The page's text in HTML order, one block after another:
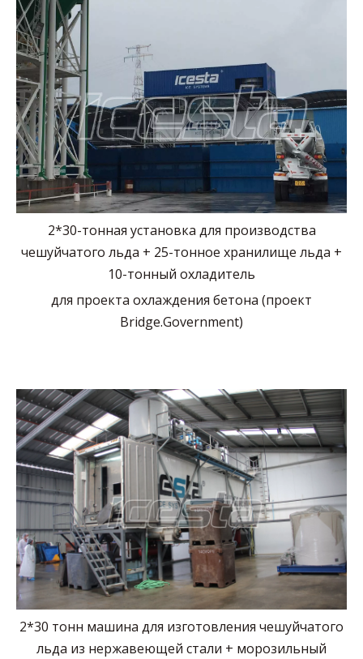
2*30-тонная установка для производства
чешуйчатого льда + 25-тонное хранилище льда +
10-тонный охладитель
для проекта охлаждения бетона (проект
Bridge.Government)
2*30 тонн машина для изготовления чешуйчатого
льда из нержавеющей стали + морозильный